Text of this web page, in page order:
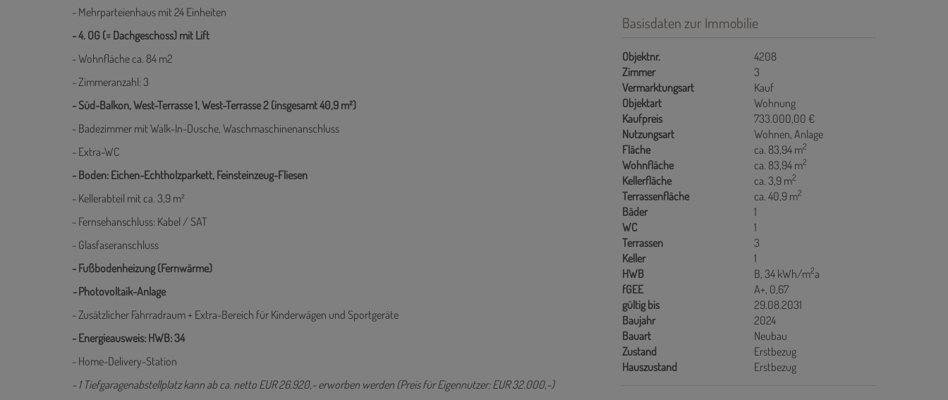
- Mehrparteienhaus mit 24 Einheiten
- 4. OG (= Dachgeschoss) mit Lift
- Wohnfläche ca. 84 m2
- Zimmeranzahl: 3
- Süd-Balkon, West-Terrasse 1, West-Terrasse 2 (insgesamt 40,9 m²)
- Badezimmer mit Walk-In-Dusche, Waschmaschinenanschluss
- Extra-WC
- Boden: Eichen-Echtholzparkett, Feinsteinzeug-Fliesen
- Kellerabteil mit ca. 3,9 m²
- Fernsehanschluss: Kabel / SAT
- Glasfaseranschluss
- Fußbodenheizung (Fernwärme)
-Photovoltaik-Anlage
- Zusätzlicher Fahrradraum + Extra-Bereich für Kinderwägen und Sportgeräte
- Energieausweis: HWB: 34
- Home-Delivery-Station
- 1 Tiefgaragenabstellplatz kann ab ca. netto EUR 26.920,- erworben werden (Preis für Eigennutzer: EUR 32.000,-)
Basisdaten zur Immobilie
Objektnr.
4208
Zimmer
3
Vermarktungsart
Kauf
Objektart
Wohnung
Kaufpreis
733.000,00 €
Nutzungsart
Wohnen Anlage
Fläche
ca. 83,94 m2
Wohnfläche ca. 83,94 m2
Kellerfläche ca. 3,9 m2
Terrassenfläche ca. 40,9 m2
Bäder
1
WC
1
Terrassen
3
Keller
1
HWB
B, 34 kWh/m2a
fGEE
A+, 0,67
gültig bis
29.08.2031
Baujahr
2024
Bauart
Neubau
Zustand
Erstbezug
Hauszustand
Erstbezug